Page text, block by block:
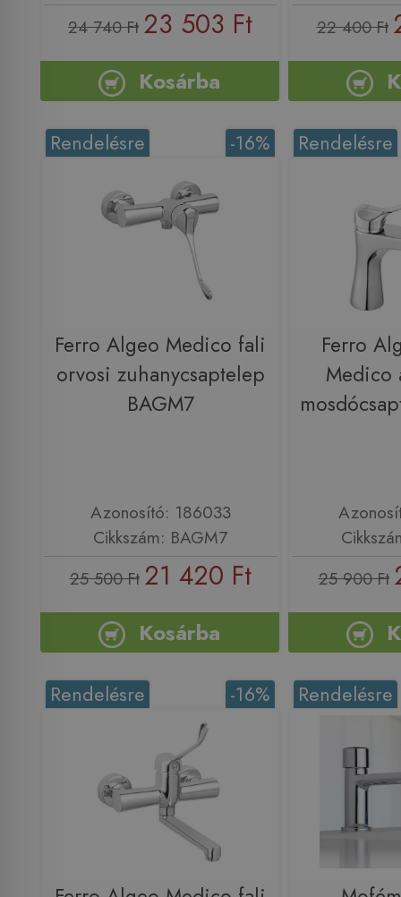
24 740 Ft 23 503 Ft
Kosárba
22 400 Ft
-16%
Rendelésre
Ferro Algeo Medico fali
orvosi zuhanycsaptelep
BAGM7
Azonosító: 186033
Cikkszám: BAGM7
25 500 Ft 21 420 Ft
Kosárba
Rendelésre
Ferro
Medico
25 900 Ft
-16%
Rendelésre Rendelésre